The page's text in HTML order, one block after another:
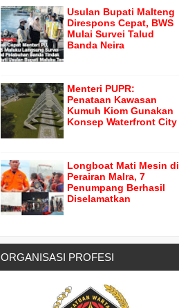
Usulan Bupati Malteng
Direspons Cepat, BWS
Mulai Survei Talud
Banda Neira
Menteri PUPR:
Penataan Kawasan
Kumuh Kiom Gunakan
Konsep Waterfront City
Longboat Mati Mesin di
Perairan Malra, 7
Penumpang Berhasil
Diselamatkan
ORGANISASI PROFESI